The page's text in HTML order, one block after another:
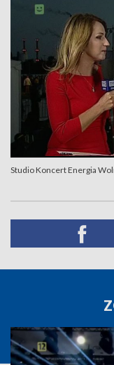
Studio Koncert Energia